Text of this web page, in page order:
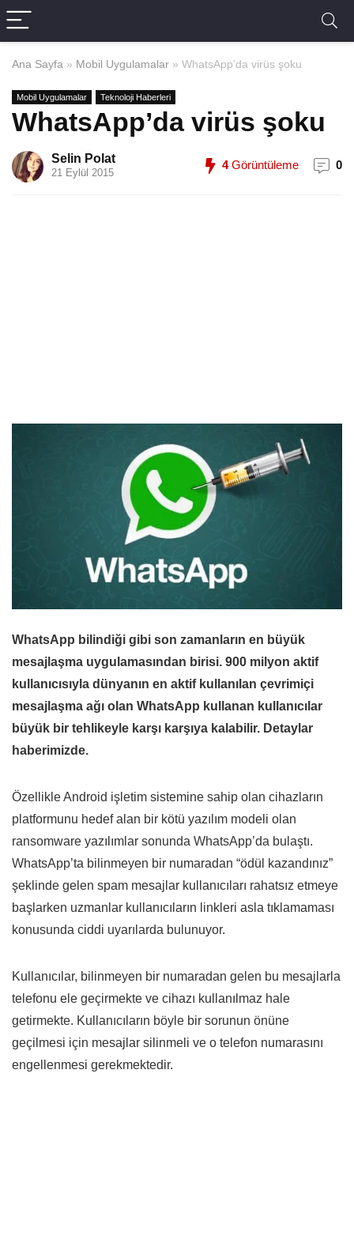
Ana Sayfa » Mobil Uygulamalar » WhatsApp’da virüs şoku
Mobil Uygulamalar Teknoloji Haberleri
WhatsApp’da virüs şoku
Selin Polat
21 Eylül 2015
4Görüntüleme 0
WhatsApp bilindiği gibi son zamanların en büyük
mesajlaşma uygulamasından birisi. 900 milyon aktif
kullanıcısıyla dünyanın en aktif kullanılan çevrimiçi
mesajlaşma ağı olan WhatsApp kullanan kullanıcılar
büyük bir tehlikeyle karşı karşıya kalabilir. Detaylar
haberimizde.
Özellikle Android işletim sistemine sahip olan cihazların
platformunu hedef alan bir kötü yazılım modeli olan
ransomware yazılımlar sonunda WhatsApp’da bulaştı.
WhatsApp’ta bilinmeyen bir numaradan “ödül kazandınız”
şeklinde gelen spam mesajlar kullanıcıları rahatsız etmeye
başlarken uzmanlar kullanıcıların linkleri asla tıklamaması
konusunda ciddi uyarılarda bulunuyor.
Kullanıcılar, bilinmeyen bir numaradan gelen bu mesajlarla
telefonu ele geçirmekte ve cihazı kullanılmaz hale
getirmekte. Kullanıcıların böyle bir sorunun önüne
geçilmesi için mesajlar silinmeli ve o telefon numarasını
engellenmesi gerekmektedir.